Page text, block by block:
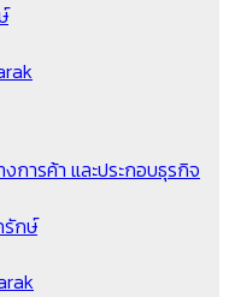
การค้า และประกอบธุรกิจ
รักษ์